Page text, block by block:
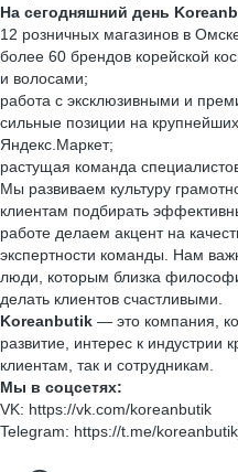
На сегодняшний день
12 розничных магазинов в
более 60 брендов корейской
и волосами;
работа с эксклюзивными и
сильные позиции на
Яндекс.Маркет;
растущая команда
Мы развиваем культуру
клиентам подбирать
работе делаем акцент на
экспертности команды. Нам
люди, которым близка
делать клиентов счастливыми.
Koreanbutik — это компания,
развитие, интерес к
клиентам, так и сотрудникам.
Мы в соцсетях:
VK: https://vk.com/koreanbutik
Telegram: https://t.me/